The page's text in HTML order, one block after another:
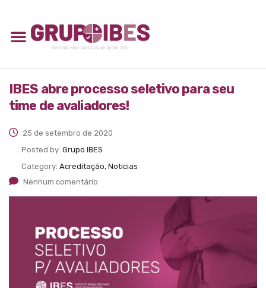
IBES abre processo seletivo para seu
time de avaliadores!
25 de setembro de 2020
Posted by: Grupo IBES
Category: Acreditação, Notícias
Nenhum comentário